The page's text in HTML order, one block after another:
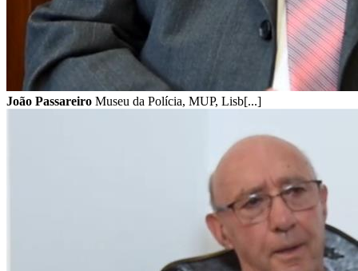
João Passareiro Museu da Polícia, MUP, Lisb[...]